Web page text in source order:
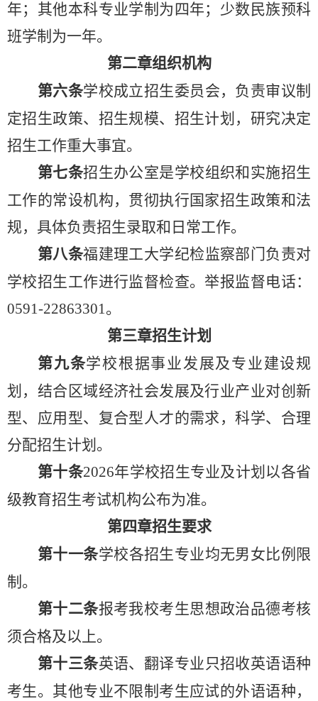
年； 其他本科专业学制为四年； 少数民族预科
班学制为一年。
第二章组织机构
第六条学校成立招生委员会，负责审议制
定招生政策、招生规模、招生计划，研究决定
招生工作重大事宜。
第七条招生办公室是学校组织和实施招生
工作的常设机构，贯彻执行国家招生政策和法
规，具体负责招生录取和日常工作。
第八条福建理工大学纪检监察部门负责对
学校招生工作进行监督检查。举报监督电话：
0591-22863301。
第三章招生计划
第九条学校根据事 业发展及专业建设规
划，结合区域经济社会发展及行业产业对创新
型、应用型、复合型人才的需求，科学、合理
分配招生计划。
第十条2026年学校招生专业及计划以各省
级教育招生考试机构公布为准。
第四章招生要求
第十一条学校各招生专业均无男女比例限
制。
第十二条报考我校考生思想政治品德考核
须合格及以上。
第十三条英语、翻译专业只招收英语语种
考生。其他专业不限制考生应试的外语语种，